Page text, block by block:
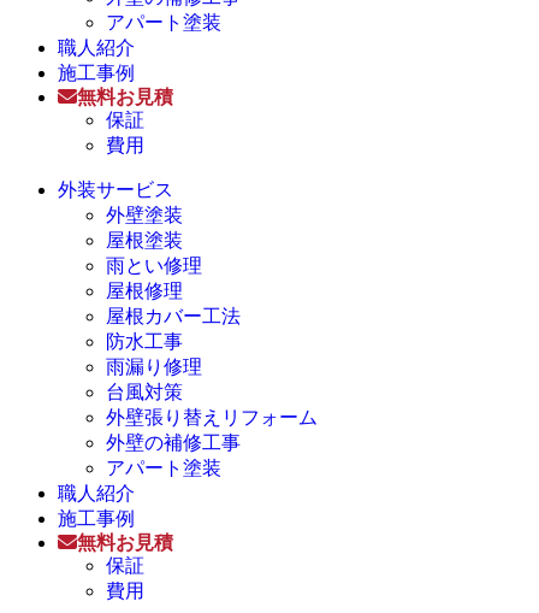
アパート塗装
職人紹介
施工事例
無料お見積
保証
費用
外装サービス
外壁塗装
屋根塗装
雨とい修理
屋根修理
屋根カバー工法
防水工事
雨漏り修理
台風対策
外壁張り替えリフォーム
外壁の補修工事
アパート塗装
職人紹介
施工事例
無料お見積
保証
費用